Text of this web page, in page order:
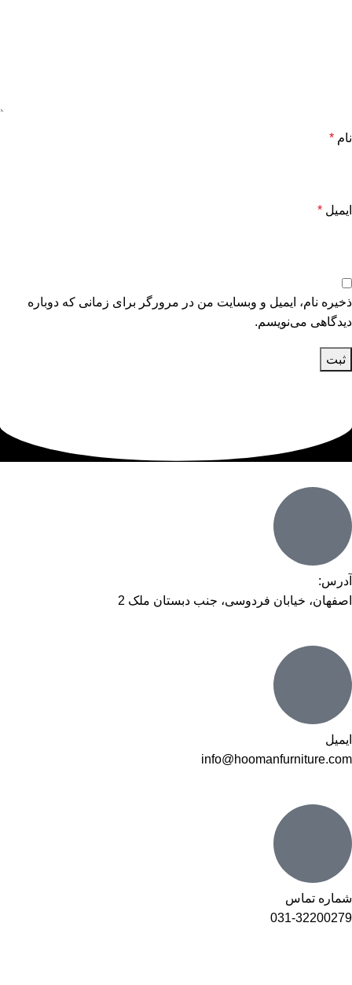
نام *
ایمیل *
ذخیره نام، ایمیل و وبسایت من در مرورگر برای زمانی که دوباره
دیدگاهی می‌نویسم.
آدرس:
اصفهان، خیابان فردوسی، جنب دبستان ملک 2
ایمیل
info@hoomanfurniture.com
شماره تماس
031-32200279